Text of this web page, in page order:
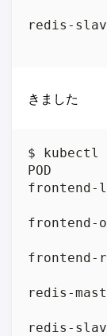
redis-
きました
$ kubectl
POD
redis-
redis-